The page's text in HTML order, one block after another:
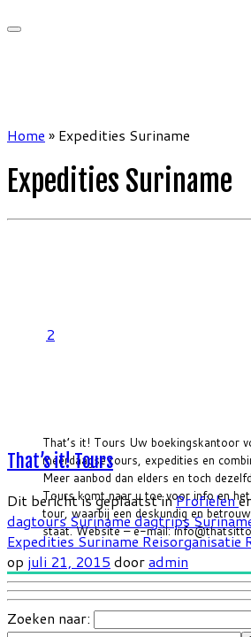
Home » Expedities Suriname
Expedities Suriname
2
That’s it! Tours Uw boekingskantoor
meerdaagse tours, expedities en
Meer aanbod dan elders en toch
Tours komt naar u toe voor info en het
tour, waarbij een deskundig en
staat. Website – e-mail:
That’s it! Tours
Dit bericht is geplaatst inProfielen
dagtours Surinamedagtrips
Expedities Suriname Reisorganisatie
op juli 21, 2015 dooradmin
Zoeken naar: